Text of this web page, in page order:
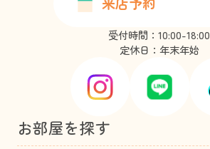
受付時間：10:00-18:00
定休日：年末年始
お部屋を探す